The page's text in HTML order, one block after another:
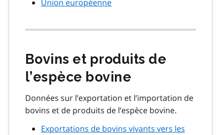
Union européenne
Bovins et produits de
l’espèce bovine
Données sur l’exportation et l’importation de
bovins et de produits de l’espèce bovine.
Exportations de bovins vivants vers les